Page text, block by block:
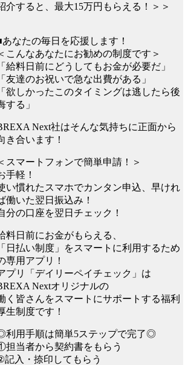
介すると、最大15万円もらえる！＞＞
あなたの毎日を応援します！
こんなあなたにお勧めの制度です＞
「給料日前にどうしてもお金が必要だ」
「友達のお祝いで急な出費がある」
「欲しかったこのタイミングは逃したら後
する」
Next社はそんな気持ちに正面から
き合います！
スマートフォンで簡単申請！＞
手軽！
い慣れたスマホでカンタン申込、早けれ
働いた翌日振込み！
分の口座を翌日チェック！
料日前にお金がもらえる、
「日払い制度」をスマートに利用するため
専用アプリ！
プリ「デイリーペイチェック」は
Nextオリジナルの
く皆さんをスマートにサポートする福利
生制度です！
利用手順は簡単5ステップで完了◎
担当者から契約書をもらう
記入・捺印してもらう